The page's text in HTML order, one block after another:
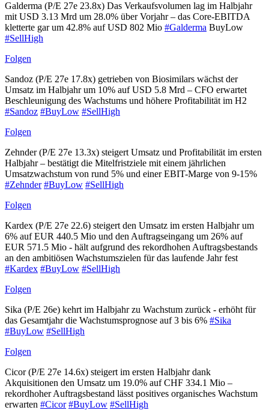
Galderma (P/E 27e 23.8x) Das Verkaufsvolumen lag im Halbjahr
mit USD 3.13 Mrd um 28.0% über Vorjahr – das Core-EBITDA
kletterte gar um 42.8% auf USD 802 Mio #Galderma BuyLow
#SellHigh
Folgen
Sandoz (P/E 27e 17.8x) getrieben von Biosimilars wächst der
Umsatz im Halbjahr um 10% auf USD 5.8 Mrd – CFO erwartet
Beschleunigung des Wachstums und höhere Profitabilität im H2
#Sandoz #BuyLow #SellHigh
Folgen
Zehnder (P/E 27e 13.3x) steigert Umsatz und Profitabilität im ersten
Halbjahr – bestätigt die Mitelfristziele mit einem jährlichen
Umsatzwachstum von rund 5% und einer EBIT-Marge von 9-15%
#Zehnder #BuyLow #SellHigh
Folgen
Kardex (P/E 27e 22.6) steigert den Umsatz im ersten Halbjahr um
6% auf EUR 440.5 Mio und den Auftragseingang um 26% auf
EUR 571.5 Mio - hält aufgrund des rekordhohen Auftragsbestands
an den ambitiösen Wachstumszielen für das laufende Jahr fest
#Kardex #BuyLow #SellHigh
Folgen
Sika (P/E 26e) kehrt im Halbjahr zu Wachstum zurück - erhöht für
das Gesamtjahr die Wachstumsprognose auf 3 bis 6% #Sika
#BuyLow #SellHigh
Folgen
Cicor (P/E 27e 14.6x) steigert im ersten Halbjahr dank
Akquisitionen den Umsatz um 19.0% auf CHF 334.1 Mio –
rekordhoher Auftragsbestand lässt positives organisches Wachstum
erwarten #Cicor #BuyLow #SellHigh